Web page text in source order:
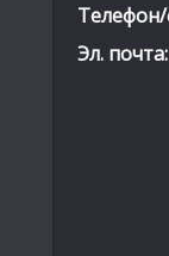
Телефон/
Эл. почта: